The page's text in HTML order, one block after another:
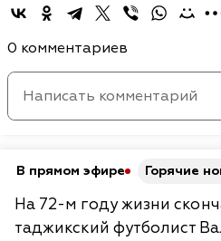
0 комментариев
В прямом эфире Горячие
На 72-м году жизни
таджикский футболист